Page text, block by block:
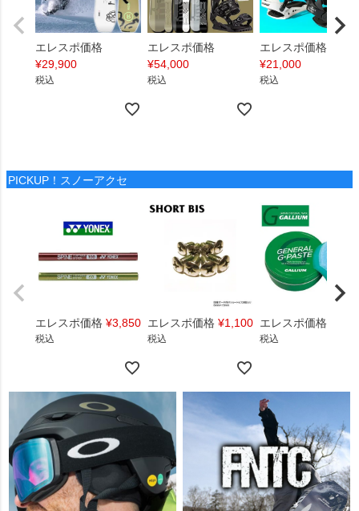
エレスポ価格
¥29,900
税込
エレスポ価格
¥54,000
税込
エレスポ価格
¥21,000
税込
PICKUP！スノーアクセ
エレスポ価格 ¥3,850
税込
エレスポ価格 ¥1,100
税込
エレスポ価格
税込